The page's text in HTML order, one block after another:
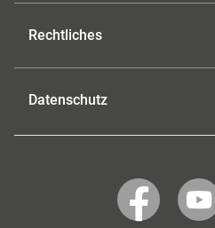
Rechtliches
Datenschutz
auf
auf